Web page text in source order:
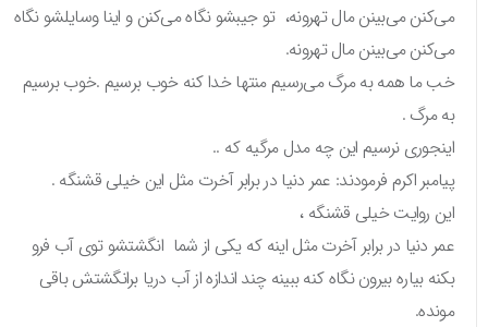
می‌کنن می‌بینن مال تهرونه، تو جیبشو نگاه می‌کنن و اینا وسایلشو نگاه
می‌کنن می‌بینن مال تهرونه.
خب ما همه به مرگ می‌رسیم منتها خدا کنه خوب برسیم .خوب برسیم
به مرگ .
اینجوری نرسیم این چه مدل مرگیه که ..
پیامبر اکرم فرمودند: عمر دنیا در برابر آخرت مثل این خیلی قشنگه .
این روایت خیلی قشنگه ،
عمر دنیا در برابر آخرت مثل اینه که یکی از شما انگشتشو توی آب فرو
بکنه بیاره بیرون نگاه کنه ببینه چند اندازه از آب دریا برانگشتش باقی
مونده.